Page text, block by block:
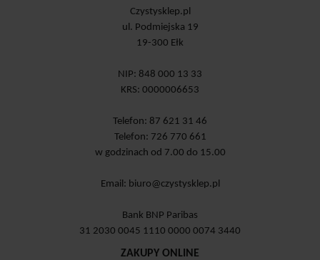
Czystysklep.pl
ul. Podmiejska 19
19-300 Ełk
NIP: 848 000 13 33
KRS: 0000006653
Telefon: 87 621 31 46
Telefon: 726 770 661
w godzinach od 7.00 do 15.00
Email: biuro@czystysklep.pl
Bank BNP Paribas
31 2030 0045 1110 0000 0074 3440
ZAKUPY ONLINE